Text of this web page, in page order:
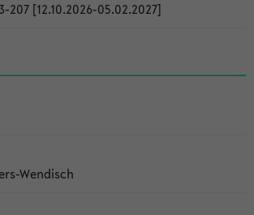
207 [12.10.2026-05.02.2027]
Wendisch